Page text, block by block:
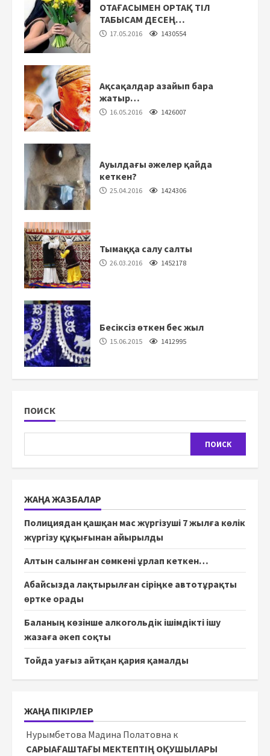
ОТАҒАСЫМЕН ОРТАҚ ТІЛ
ТАБЫСАМ ДЕСЕҢ…
17.05.2016 1430554
Ақсақалдар азайып бара
жатыр…
16.05.2016 1426007
Ауылдағы әжелер қайда
кеткен?
25.04.2016 1424306
Тымаққа салу салты
26.03.2016 1452178
Бесіксіз өткен бес жыл
15.06.2015 1412995
ПОИСК
ПОИСК
ЖАҢА ЖАЗБАЛАР
Полициядан қашқан мас жүргізуші 7 жылға көлік
жүргізу құқығынан айырылды
Алтын салынған сөмкені ұрлап кеткен…
Абайсызда лақтырылған сіріңке автотұрақты
өртке орады
Баланың көзінше алкогольдік ішімдікті ішу
жазаға әкеп соқты
Тойда уағыз айтқан қария қамалды
ЖАҢА ПІКІРЛЕР
Нурымбетова Мадина Полатовна к
САРЫАҒАШТАҒЫ МЕКТЕПТІҢ ОҚУШЫЛАРЫ